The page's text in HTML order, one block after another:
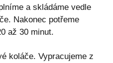
a skládáme vedle
Nakonec potřeme
až 30 minut.
koláče. Vypracujeme z